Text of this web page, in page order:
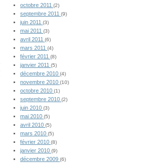
octobre 2011 (2)
septembre 2011 (9)
juin 2011 (3)
mai 2011 (3)
avril 2011 (6)
mars 2011 (4)
février 2011 (8)
janvier 2011 (5)
décembre 2010 (4)
novembre 2010 (10)
octobre 2010 (1)
septembre 2010 (2)
juin 2010 (3)
mai 2010 (5)
avril 2010 (5)
mars 2010 (5)
février 2010 (8)
janvier 2010 (9)
décembre 2009 (6)